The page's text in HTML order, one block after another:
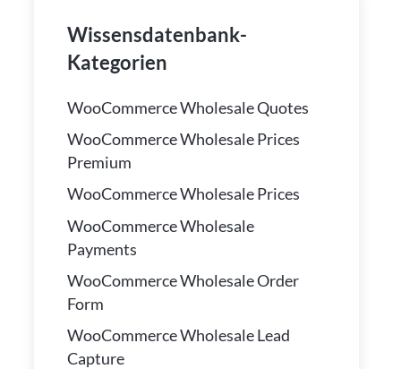
Wissensdatenbank-
Kategorien
WooCommerce Wholesale Quotes
WooCommerce Wholesale Prices
Premium
WooCommerce Wholesale Prices
WooCommerce Wholesale
Payments
WooCommerce Wholesale Order
Form
WooCommerce Wholesale Lead
Capture